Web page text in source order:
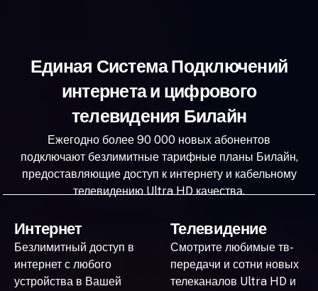
Единая Система Подключений
интернета и цифрового
телевидения Билайн
Ежегодно более 90 000 новых абонентов
подключают безлимитные тарифные планы Билайн,
предоставляющие доступ к интернету и кабельному
телевидению Ultra HD качества.
Интернет
Безлимитный доступ в
интернет с любого
устройства в Вашей
Телевидение
Смотрите любимые тв-
передачи и сотни новых
телеканалов Ultra HD и